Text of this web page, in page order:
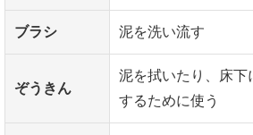
ブラシ 泥を洗い流す
ぞうきん
泥を拭いたり、床下
するために使う